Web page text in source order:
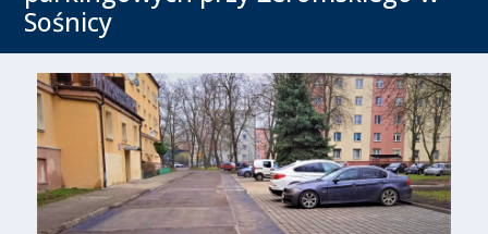
Sośnicy